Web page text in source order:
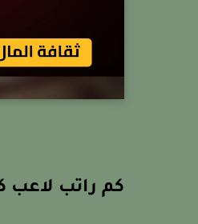
كم راتب لاعب